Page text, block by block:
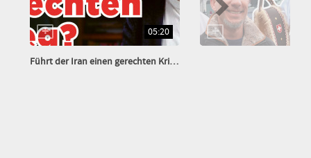
05:20
Führt der Iran einen gerechten Krieg?